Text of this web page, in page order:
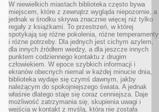
W niewielkich miastach biblioteka często bywa
miejscem, które z zewnątrz wygląda niepozornie, a
jednak w środku skrywa znacznie więcej niż tylko
regały z książkami. To przestrzeń, w której
spotykają się różne pokolenia, różne temperamenty
i różne potrzeby. Dla jednych jest cichym azylem,
dla innych źródłem wiedzy, a dla jeszcze innych
punktem codziennego kontaktu z drugim
człowiekiem. W epoce szybkich informacji i
ekranów obecnych niemal w każdej minucie dnia,
biblioteka wydaje się czymś dawnym, jakby
należącym do spokojniejszego świata. A jednak
właśnie dlatego staje się coraz cenniejsza. Daje
możliwość zatrzymania się, skupienia uwagi i
wejścia w kontakt z myślą, która nie została